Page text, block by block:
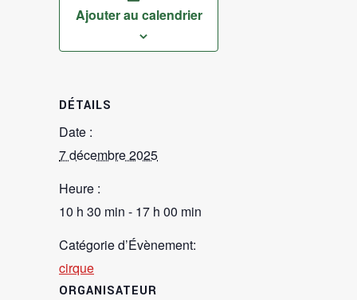
Ajouter au calendrier
DÉTAILS
Date :
7 décembre 2025
Heure :
10 h 30 min - 17 h 00 min
Catégorie d’Évènement:
cirque
ORGANISATEUR